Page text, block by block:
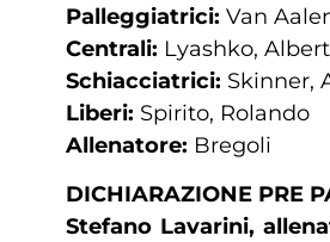
Palleggiatrici: Van
Centrali: Lyashko,
Schiacciatrici: Skinner,
Liberi: Spirito, Rolando
Allenatore: Bregoli
DICHIARAZIONE PRE
Stefano Lavarini,